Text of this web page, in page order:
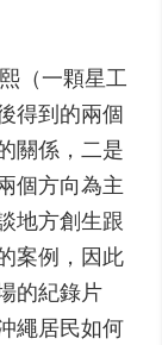
（一顆星工
得到的兩個
關係，二是
個方向為主
地方創生跟
案例，因此
的紀錄片
繩居民如何